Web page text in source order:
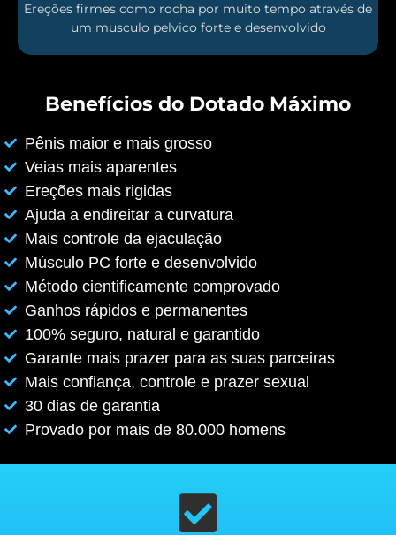
Ereções firmes como rocha por muito tempo através de
um musculo pelvico forte e desenvolvido
Benefícios do Dotado Máximo
Pênis maior e mais grosso
Veias mais aparentes
Ereções mais rigidas
Ajuda a endireitar a curvatura
Mais controle da ejaculação
Músculo PC forte e desenvolvido
Método cientificamente comprovado
Ganhos rápidos e permanentes
100% seguro, natural e garantido
Garante mais prazer para as suas parceiras
Mais confiança, controle e prazer sexual
30 dias de garantia
Provado por mais de 80.000 homens